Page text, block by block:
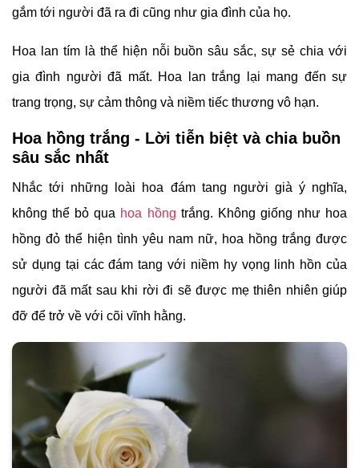
gắm tới người đã ra đi cũng như gia đình của họ.
Hoa lan tím là thể hiện nỗi buồn sâu sắc, sự sẻ chia với
gia đình người đã mất. Hoa lan trắng lại mang đến sự
trang trọng, sự cảm thông và niềm tiếc thương vô hạn.
Hoa hồng trắng - Lời tiễn biệt và chia buồn
sâu sắc nhất
Nhắc tới những loài hoa đám tang người già ý nghĩa,
không thể bỏ qua hoa hồng trắng. Không giống như hoa
hồng đỏ thể hiện tình yêu nam nữ, hoa hồng trắng được
sử dụng tại các đám tang với niềm hy vọng linh hồn của
người đã mất sau khi rời đi sẽ được mẹ thiên nhiên giúp
đỡ để trở về với cõi vĩnh hằng.